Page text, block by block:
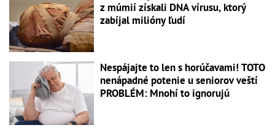
z múmií získali DNA vírusu, ktorý
zabíjal milióny ľudí
Nespájajte to len s horúčavami! TOTO
nenápadné potenie u seniorov veští
PROBLÉM: Mnohí to ignorujú